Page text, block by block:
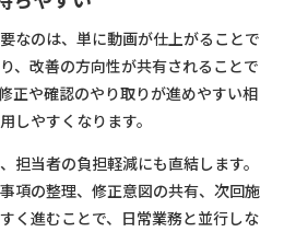
なのは、単に動画が仕上がることで
、改善の方向性が共有されることで
正や確認のやり取りが進めやすい相
しやすくなります。
担当者の負担軽減にも直結します。
項の整理、修正意図の共有、次回施
く進むことで、日常業務と並行しな